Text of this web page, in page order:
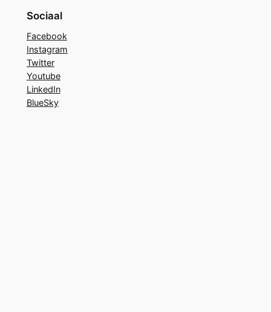
Sociaal
Facebook
Instagram
Twitter
Youtube
LinkedIn
BlueSky